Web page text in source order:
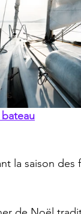
la saison des